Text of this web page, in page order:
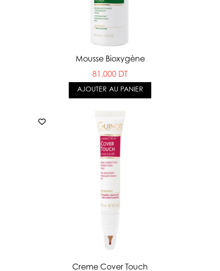
Mousse Bioxygène
81.000 DT
AJOUTER AU PANIER
Creme Cover Touch